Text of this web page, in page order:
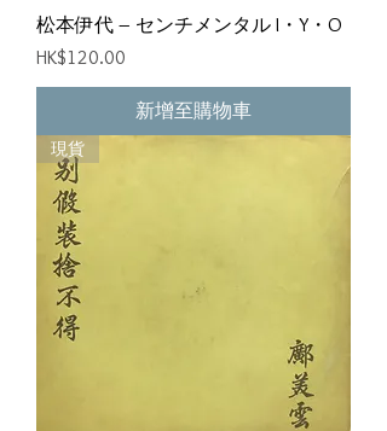
松本伊代 ‎– センチメンタル I・Y・O
價格
HK$120.00
新增至購物車
現貨